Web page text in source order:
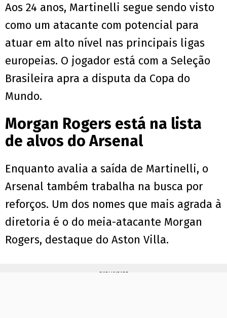
Aos 24 anos, Martinelli segue sendo visto
como um atacante com potencial para
atuar em alto nível nas principais ligas
europeias. O jogador está com a Seleção
Brasileira apra a disputa da Copa do
Mundo.
Morgan Rogers está na lista
de alvos do Arsenal
Enquanto avalia a saída de Martinelli, o
Arsenal também trabalha na busca por
reforços. Um dos nomes que mais agrada à
diretoria é o do meia-atacante Morgan
Rogers, destaque do Aston Villa.
PUBLICIDADE